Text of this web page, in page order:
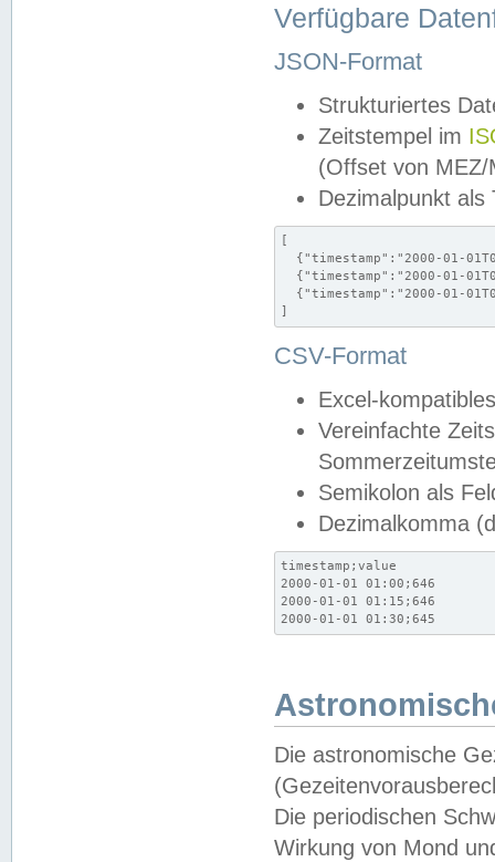
Verfügbare
JSON-Format
Strukturiertes
Zeitstempel im
(Offset von MEZ/
Dezimalpunkt als
[
{"timestamp":"2000-01-
{"timestamp":"2000-01-
{"timestamp":"2000-01-
]
CSV-Format
Excel-
Vereinfachte
Semikolon als
Dezimalkomma
timestamp;value
2000-01-01 01:00;646
2000-01-01 01:15;646
2000-01-01 01:30;645
Die astronomische
Die periodischen
Wirkung von Mond